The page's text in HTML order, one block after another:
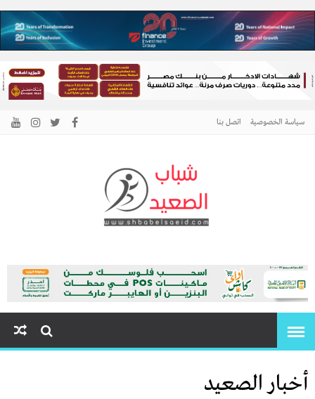
سياسة الخصوصية اتصل بنا
شباب الصعيد
أخبار الصعيد